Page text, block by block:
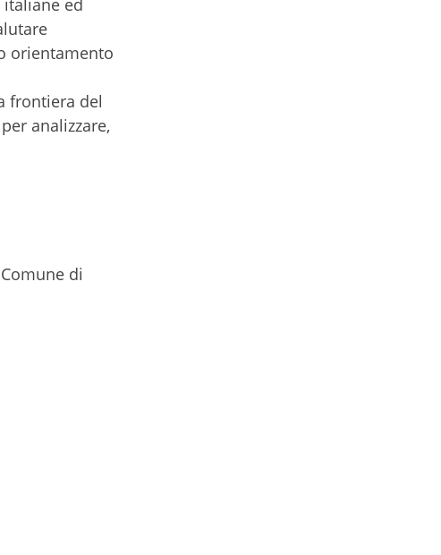
orientamento
frontiera del
analizzare,
di